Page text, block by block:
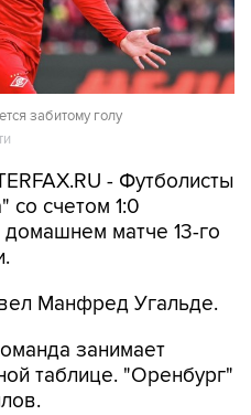
забитому голу
- Футболисты
со счетом 1:0
матче 13-го
Манфред Угальде.
занимает
таблице. "Оренбург"